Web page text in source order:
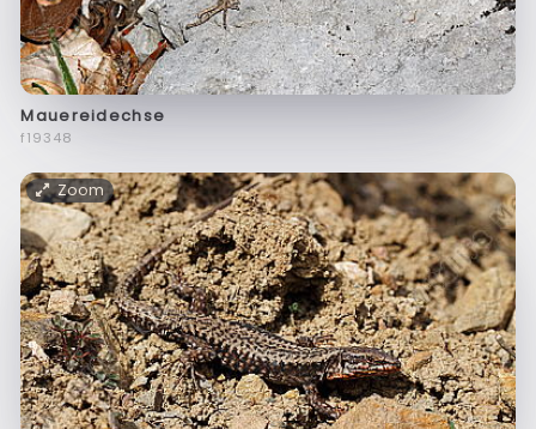
Mauereidechse
f19348
Zoom